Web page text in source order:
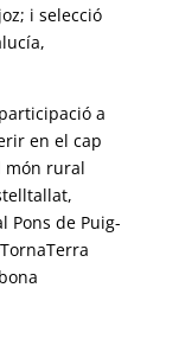
i selecció
a
en el cap
món rural
Pons de Puig-